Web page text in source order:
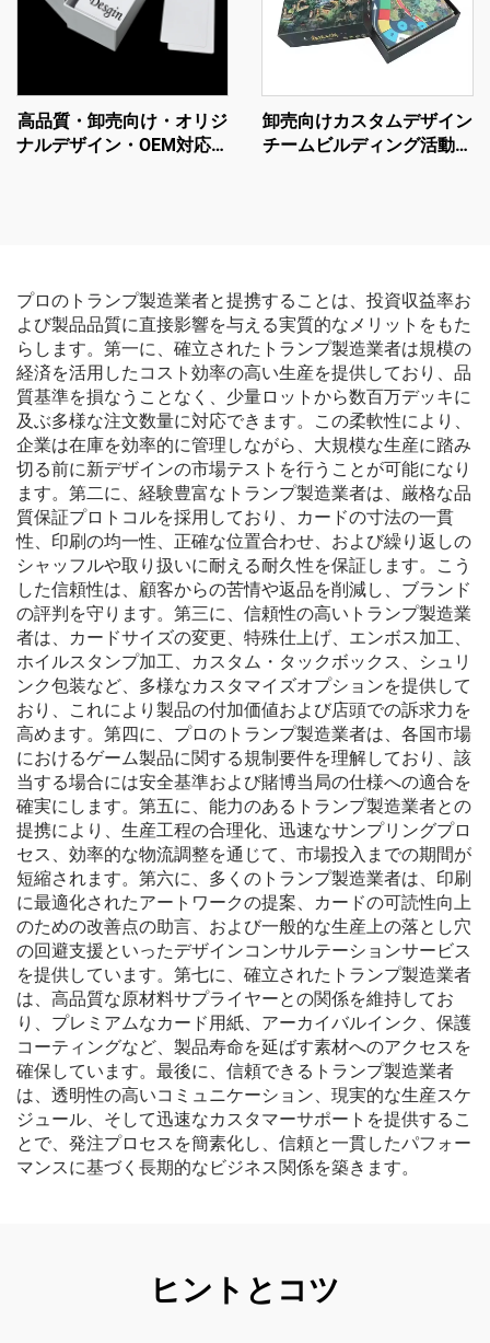
高品質・卸売向け・オリジ
ナルデザイン・OEM対応・
卸売向けカスタムデザイン
チームビルディング活動用
プロのトランプ製造業者と提携することは、投資収益率お
よび製品品質に直接影響を与える実質的なメリットをもた
らします。第一に、確立されたトランプ製造業者は規模の
経済を活用したコスト効率の高い生産を提供しており、品
質基準を損なうことなく、少量ロットから数百万デッキに
及ぶ多様な注文数量に対応できます。この柔軟性により、
企業は在庫を効率的に管理しながら、大規模な生産に踏み
切る前に新デザインの市場テストを行うことが可能になり
ます。第二に、経験豊富なトランプ製造業者は、厳格な品
質保証プロトコルを採用しており、カードの寸法の一貫
性、印刷の均一性、正確な位置合わせ、および繰り返しの
シャッフルや取り扱いに耐える耐久性を保証します。こう
した信頼性は、顧客からの苦情や返品を削減し、ブランド
の評判を守ります。第三に、信頼性の高いトランプ製造業
者は、カードサイズの変更、特殊仕上げ、エンボス加工、
ホイルスタンプ加工、カスタム・タックボックス、シュリ
ンク包装など、多様なカスタマイズオプションを提供して
おり、これにより製品の付加価値および店頭での訴求力を
高めます。第四に、プロのトランプ製造業者は、各国市場
におけるゲーム製品に関する規制要件を理解しており、該
当する場合には安全基準および賭博当局の仕様への適合を
確実にします。第五に、能力のあるトランプ製造業者との
提携により、生産工程の合理化、迅速なサンプリングプロ
セス、効率的な物流調整を通じて、市場投入までの期間が
短縮されます。第六に、多くのトランプ製造業者は、印刷
に最適化されたアートワークの提案、カードの可読性向上
のための改善点の助言、および一般的な生産上の落とし穴
の回避支援といったデザインコンサルテーションサービス
を提供しています。第七に、確立されたトランプ製造業者
は、高品質な原材料サプライヤーとの関係を維持してお
り、プレミアムなカード用紙、アーカイバルインク、保護
コーティングなど、製品寿命を延ばす素材へのアクセスを
確保しています。最後に、信頼できるトランプ製造業者
は、透明性の高いコミュニケーション、現実的な生産スケ
ジュール、そして迅速なカスタマーサポートを提供するこ
とで、発注プロセスを簡素化し、信頼と一貫したパフォー
マンスに基づく長期的なビジネス関係を築きます。
ヒントとコツ